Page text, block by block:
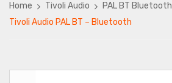
Home Tivoli Audio
PAL BT Bluetooth
Tivoli Audio PAL BT – Bluetooth